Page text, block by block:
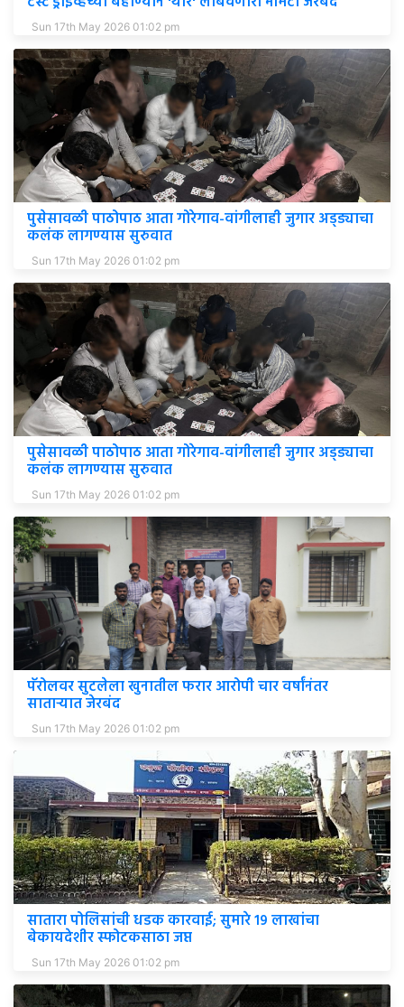
Sun 17th May 2026 01:02 pm
पुसेसावळी पाठोपाठ आता गोरेगाव-वांगीलाही जुगार अड्ड्याचा
कलंक लागण्यास सुरुवात
Sun 17th May 2026 01:02 pm
पुसेसावळी पाठोपाठ आता गोरेगाव-वांगीलाही जुगार अड्ड्याचा
कलंक लागण्यास सुरुवात
Sun 17th May 2026 01:02 pm
पॅरोलवर सुटलेला खुनातील फरार आरोपी चार वर्षांनंतर
साताऱ्यात जेरबंद
Sun 17th May 2026 01:02 pm
सातारा पोलिसांची धडक कारवाई; सुमारे १९ लाखांचा
बेकायदेशीर स्फोटकसाठा जप्त
Sun 17th May 2026 01:02 pm